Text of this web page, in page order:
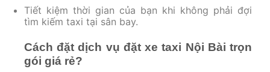
Tiết kiệm thời gian của bạn khi không phải đợi
tìm kiếm taxi tại sân bay.
Cách đặt dịch vụ đặt xe taxi Nội Bài trọn
gói giá rẻ?